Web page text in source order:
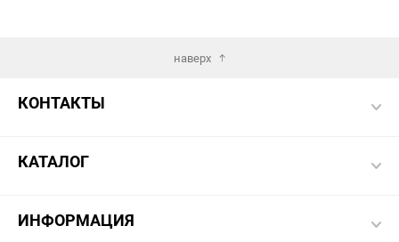
наверх
КОНТАКТЫ
КАТАЛОГ
ИНФОРМАЦИЯ